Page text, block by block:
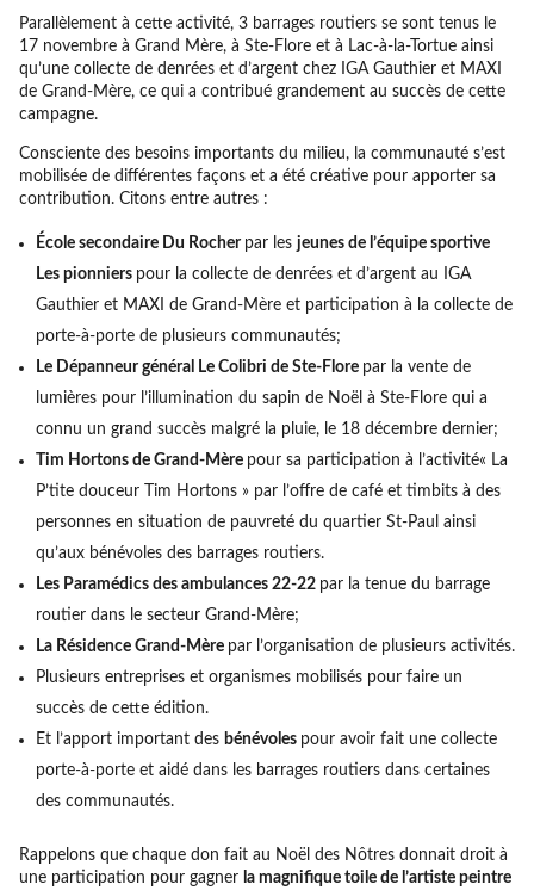
Parallèlement à cette activité, 3 barrages routiers se sont tenus le
17 novembre à Grand­ Mère, à Ste-Flore et à Lac-à-la-Tortue ainsi
qu’une collecte de denrées et d’argent chez IGA Gauthier et MAXI
de Grand-Mère, ce qui a contribué grandement au succès de cette
campagne.
Consciente des besoins importants du milieu, la communauté s’est
mobilisée de différentes façons et a été créative pour apporter sa
contribution. Citons entre autres :
École secondaire Du Rocher par les jeunes de l’équipe sportive
Les pionniers pour la collecte de denrées et d’argent au IGA
Gauthier et MAXI de Grand-Mère et participation à la collecte de
porte-à-porte de plusieurs communautés;
Le Dépanneur général Le Colibri de Ste-Flore par la vente de
lumières pour l’illumination du sapin de Noël à Ste-Flore qui a
connu un grand succès malgré la pluie, le 18 décembre dernier;
Tim Hortons de Grand-Mère pour sa participation à l’activité« La
P’tite douceur Tim Hortons » par l’offre de café et timbits à des
personnes en situation de pauvreté du quartier St-Paul ainsi
qu’aux bénévoles des barrages routiers.
Les Paramédics des ambulances 22-22 par la tenue du barrage
routier dans le secteur Grand-Mère;
La Résidence Grand-Mère par l’organisation de plusieurs activités.
Plusieurs entreprises et organismes mobilisés pour faire un
succès de cette édition.
Et l’apport important des bénévoles pour avoir fait une collecte
porte-à-porte et aidé dans les barrages routiers dans certaines
des communautés.
Rappelons que chaque don fait au Noël des Nôtres donnait droit à
une participation pour gagner la magnifique toile de l’artiste peintre